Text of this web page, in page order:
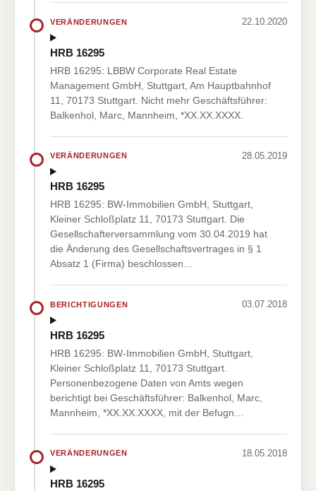
VERÄNDERUNGEN 22.10.2020
HRB 16295
HRB 16295: LBBW Corporate Real Estate
Management GmbH, Stuttgart, Am Hauptbahnhof
11, 70173 Stuttgart. Nicht mehr Geschäftsführer:
Balkenhol, Marc, Mannheim, *XX.XX.XXXX.
VERÄNDERUNGEN 28.05.2019
HRB 16295
HRB 16295: BW-Immobilien GmbH, Stuttgart,
Kleiner Schloßplatz 11, 70173 Stuttgart. Die
Gesellschafterversammlung vom 30.04.2019 hat
die Änderung des Gesellschaftsvertrages in § 1
Absatz 1 (Firma) beschlossen…
BERICHTIGUNGEN 03.07.2018
HRB 16295
HRB 16295: BW-Immobilien GmbH, Stuttgart,
Kleiner Schloßplatz 11, 70173 Stuttgart.
Personenbezogene Daten von Amts wegen
berichtigt bei Geschäftsführer: Balkenhol, Marc,
Mannheim, *XX.XX.XXXX, mit der Befugn…
VERÄNDERUNGEN 18.05.2018
HRB 16295